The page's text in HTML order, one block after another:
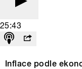
25:43
Inflace podle